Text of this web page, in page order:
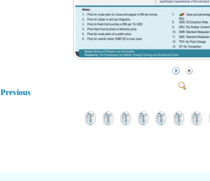
Previous